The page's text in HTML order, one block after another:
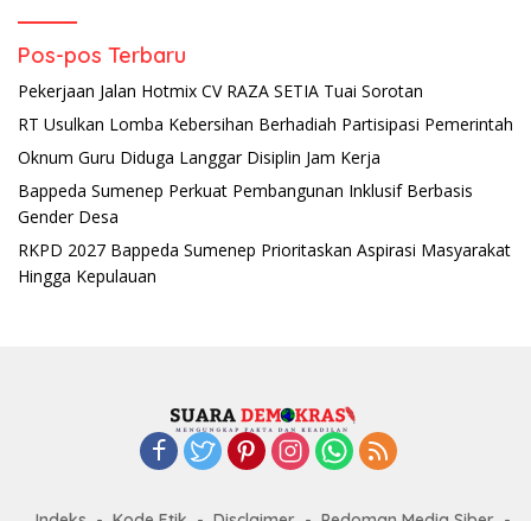
Pos-pos Terbaru
Pekerjaan Jalan Hotmix CV RAZA SETIA Tuai Sorotan
RT Usulkan Lomba Kebersihan Berhadiah Partisipasi Pemerintah
Oknum Guru Diduga Langgar Disiplin Jam Kerja
Bappeda Sumenep Perkuat Pembangunan Inklusif Berbasis
Gender Desa
RKPD 2027 Bappeda Sumenep Prioritaskan Aspirasi Masyarakat
Hingga Kepulauan